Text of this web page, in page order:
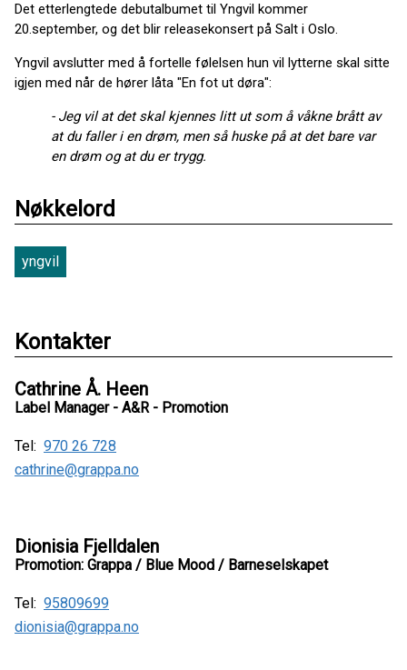
Det etterlengtede debutalbumet til Yngvil kommer
20.september, og det blir releasekonsert på Salt i Oslo.
Yngvil avslutter med å fortelle følelsen hun vil lytterne skal sitte
igjen med når de hører låta "En fot ut døra":
- Jeg vil at det skal kjennes litt ut som å våkne brått av
at du faller i en drøm, men så huske på at det bare var
en drøm og at du er trygg.
Nøkkelord
yngvil
Kontakter
Cathrine Å. Heen
Label Manager - A&R - Promotion
Tel: 970 26 728
cathrine@grappa.no
Dionisia Fjelldalen
Promotion: Grappa / Blue Mood / Barneselskapet
Tel: 95809699
dionisia@grappa.no